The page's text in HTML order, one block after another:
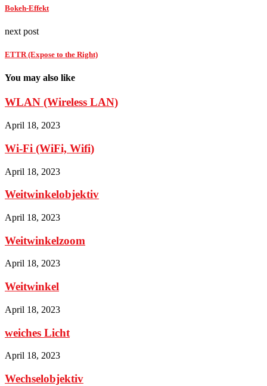
Bokeh-Effekt
next post
ETTR (Expose to the Right)
You may also like
WLAN (Wireless LAN)
April 18, 2023
Wi-Fi (WiFi, Wifi)
April 18, 2023
Weitwinkelobjektiv
April 18, 2023
Weitwinkelzoom
April 18, 2023
Weitwinkel
April 18, 2023
weiches Licht
April 18, 2023
Wechselobjektiv